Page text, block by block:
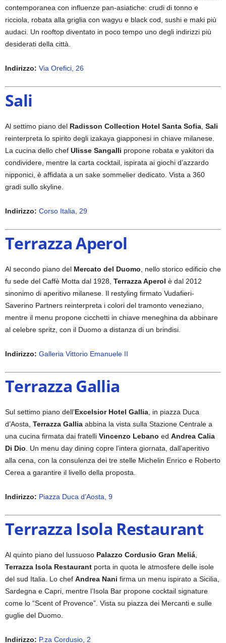
contemporanea con influenze pan-asiatiche: crudi di tonno e
ricciola, robata alla griglia con wagyu e black cod, sushi e maki più
audaci. Un rooftop diventato in poco tempo uno degli indirizzi più
desiderati della città.
Indirizzo: Via Orefici, 26
Sali
Al settimo piano del Radisson Collection Hotel Santa Sofia Sali
reinterpreta lo spirito degli izakaya giapponesi in chiave milanese.
La cucina dello chef Ulisse Sangalli propone robata e yakitori da
condividere, mentre la carta cocktail, ispirata ai giochi d’azzardo
nipponici, è affidata a un sake sommelier dedicato. Vista a 360
gradi sullo skyline.
Indirizzo: Corso Italia, 29
Terrazza Aperol
Al secondo piano del Mercato del Duomo , nello storico edificio che
fu sede del Caffè Motta dal 1928, Terrazza Aperol è dal 2012
sinonimo di aperitivo milanese. Il restyling firmato Vudafieri-
Saverino Partners reinterpreta i colori del tramonto veneziano,
mentre il menu propone cicchetti in chiave meneghina da abbinare
al celebre spritz, con il Duomo a distanza di un brindisi.
Indirizzo: Galleria Vittorio Emanuele II
Terrazza Gallia
Sul settimo piano dell’Excelsior Hotel Gallia , in piazza Duca
d’Aosta, Terrazza Gallia abbina la vista sulla Stazione Centrale a
una cucina firmata dai fratelli Vincenzo Lebano ed Andrea Calia
Di Dio . Un menu day dining copre l’intera giornata, dall’aperitivo
alla cena, con la consulenza dei tre stelle Michelin Enrico e Roberto
Cerea a garantire il livello della proposta.
Indirizzo: Piazza Duca d’Aosta, 9
Terrazza Isola Restaurant
Al quinto piano del lussuoso Palazzo Cordusio Gran Meliá
Terrazza Isola Restaurant porta in quota le atmosfere delle isole
del sud Italia. Lo chef Andrea Nani firma un menu ispirato a Sicilia,
Sardegna e Capri, mentre l’Isola Bar propone cocktail signature
come lo “Scent of Provence”. Vista su piazza dei Mercanti e sulle
guglie del Duomo.
Indirizzo: P.za Cordusio, 2